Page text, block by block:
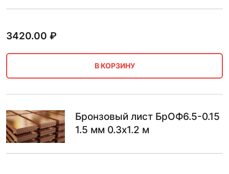
3420.00 ₽
В КОРЗИНУ
Бронзовый лист БрОФ6.5-0.15
1.5 мм 0.3х1.2 м